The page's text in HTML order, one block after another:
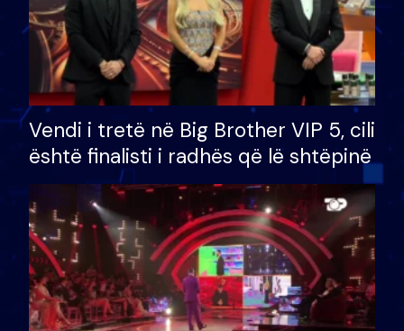
Vendi i tretë në Big Brother VIP 5, cili
është finalisti i radhës që lë shtëpinë